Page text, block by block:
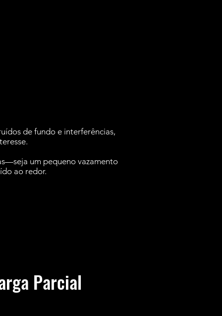
de fundo e interferências,
um pequeno vazamento
ao redor.
Parcial